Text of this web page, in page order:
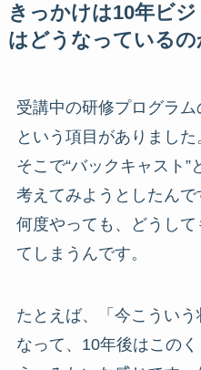
きっかけは10年ビ
はどうなっているの
受講中の研修プログラム
という項目がありました
そこで“バックキャスト
考えてみようとしたん
何度やっても、どうして
てしまうんです。
たとえば、「今こうい
なって、10年後はこの